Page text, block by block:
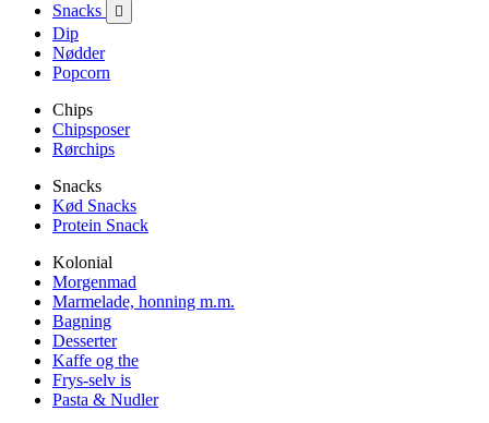
Snacks 
Dip
Nødder
Popcorn
Chips
Chipsposer
Rørchips
Snacks
Kød Snacks
Protein Snack
Kolonial
Morgenmad
Marmelade, honning m.m.
Bagning
Desserter
Kaffe og the
Frys-selv is
Pasta & Nudler